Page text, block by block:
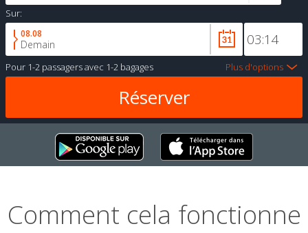
Sur:
08.08
Demain
Pour 1-2 passagersavec 1-2 bagages Plus d'options
Comment cela fonctionne